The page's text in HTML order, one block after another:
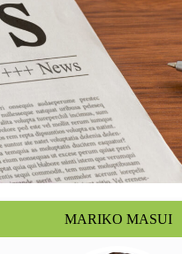
MARIKO MASUI